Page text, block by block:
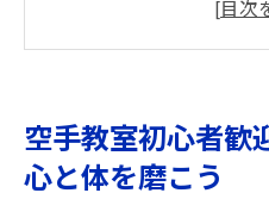
初心者が知って
空手の基本姿勢
熊本県宇土市で空手教
空手教室初心者歓
心と体を磨こう